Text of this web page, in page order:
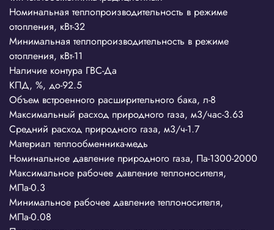
Номинальная теплопроизводительность в режиме
отопления, кВт-32
Минимальная теплопроизводительность в режиме
отопления, кВт-11
Наличие контура ГВС-Да
КПД, %, до-92.5
Объем встроенного расширительного бака, л-8
Максимальный расход природного газа, м3/час-3.63
Средний расход природного газа, м3/ч-1.7
Материал теплообменника-медь
Номинальное давление природного газа, Па-1300-2000
Максимальное рабочее давление теплоносителя,
МПа-0.3
Минимальное рабочее давление теплоносителя,
МПа-0.08